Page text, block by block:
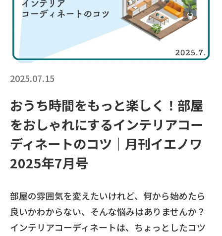
2025.07.15
おうち時間をもっと楽しく！部屋
をおしゃれにするインテリアコー
ディネートのコツ｜月刊イエノワ
2025年7月号
部屋の雰囲気を変えたいけれど、何から始めたら
良いかわからない、そんな悩みはありませんか？
インテリアコーディネートは、ちょっとしたコツ